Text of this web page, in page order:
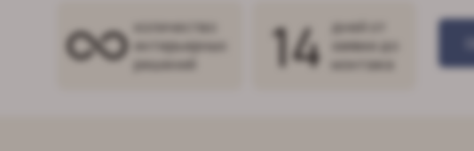
14
дней от
заявки до
монтажа
количество
интерьерных
решений